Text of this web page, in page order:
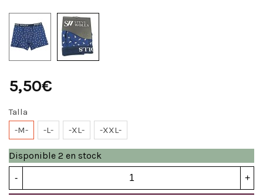
5,50€
Talla
-M-
-L- -XL- -XXL-
Disponible 2 en stock
- +